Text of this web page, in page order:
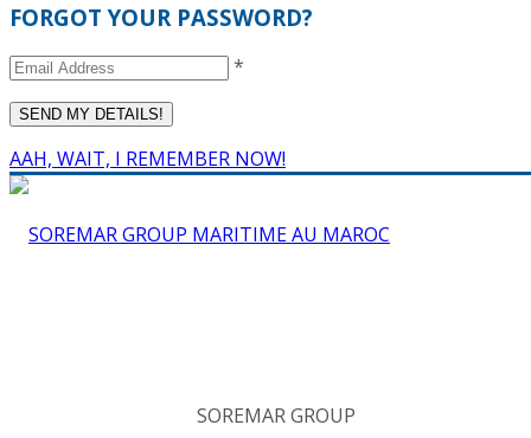
FORGOT YOUR PASSWORD?
*
AAH, WAIT, I REMEMBER NOW!
SOREMAR GROUP